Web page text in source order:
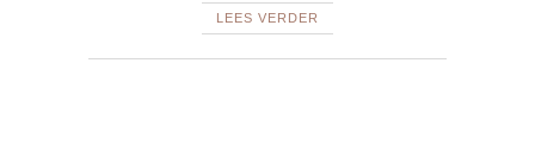
LEES VERDER